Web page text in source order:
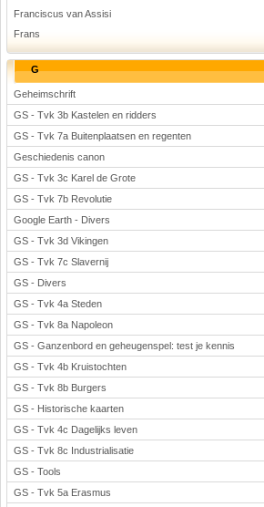
Franciscus van Assisi
Frans
G
Geheimschrift
GS - Tvk 3b Kastelen en ridders
GS - Tvk 7a Buitenplaatsen en regenten
Geschiedenis canon
GS - Tvk 3c Karel de Grote
GS - Tvk 7b Revolutie
Google Earth - Divers
GS - Tvk 3d Vikingen
GS - Tvk 7c Slavernij
GS - Divers
GS - Tvk 4a Steden
GS - Tvk 8a Napoleon
GS - Ganzenbord en geheugenspel: test je kennis
GS - Tvk 4b Kruistochten
GS - Tvk 8b Burgers
GS - Historische kaarten
GS - Tvk 4c Dagelijks leven
GS - Tvk 8c Industrialisatie
GS - Tools
GS - Tvk 5a Erasmus